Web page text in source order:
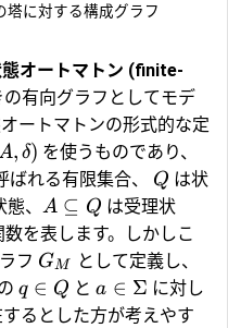
塔に対する構成グラフ
オートマトン (finite-
有向グラフとしてモデ
ートマトンの形式的な定
A, δ) を使うものであり、
ばれる有限集合、 Q は状
、 A ⊆ Q は受理状
数を表します。しかしこ
フ GM として定義し、
q ∈ Q とa ∈ Σ に対し
るとした方が考えやす